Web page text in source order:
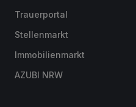
Trauerportal
Stellenmarkt
Immobilienmarkt
AZUBI NRW